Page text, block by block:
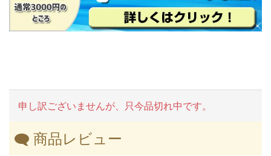
申し訳ございませんが、只今品切れ中です。
商品レビュー